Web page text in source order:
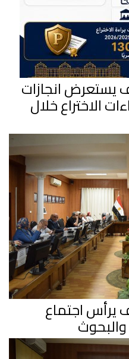
انجازات
الاختراع خلال
اجتماع